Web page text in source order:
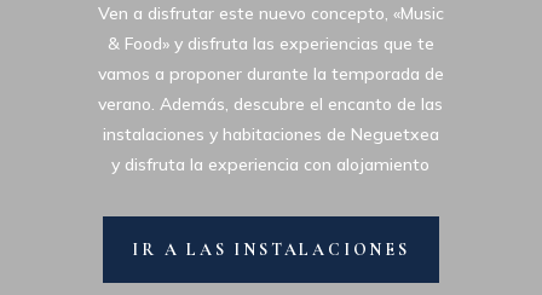
Ven a disfrutar este nuevo concepto, «Music
& Food» y disfruta las experiencias que te
vamos a proponer durante la temporada de
verano. Además, descubre el encanto de las
instalaciones y habitaciones de Neguetxea
y disfruta la experiencia con alojamiento
IR A LAS INSTALACIONES